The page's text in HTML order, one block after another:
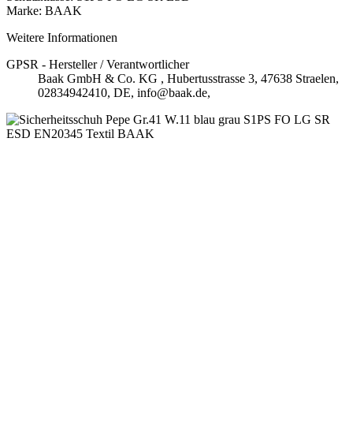
Marke: BAAK
Weitere Informationen
GPSR - Hersteller / Verantwortlicher
Baak GmbH & Co. KG , Hubertusstrasse 3, 47638 Straelen,
02834942410, DE, info@baak.de,